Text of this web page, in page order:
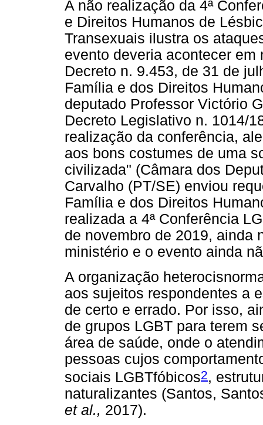
A não realização da 4ª
e Direitos Humanos de
Transexuais ilustra os
evento deveria acontecer
Decreto n. 9.453, de 31 de
Família e dos Direitos
deputado Professor Victório
Decreto Legislativo n. 1014/
realização da conferência,
aos bons costumes de uma
civilizada" (Câmara dos
Carvalho (PT/SE) enviou
Família e dos Direitos
realizada a 4ª Conferência
de novembro de 2019, ainda
ministério e o evento ainda
A organização
aos sujeitos respondentes a
de certo e errado. Por isso,
de grupos LGBT para terem
área de saúde, onde o
pessoas cujos
sociais LGBTfóbicos2,
naturalizantes (Santos,
et al., 2017).